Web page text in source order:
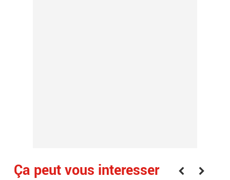
Ça peut vous interesser